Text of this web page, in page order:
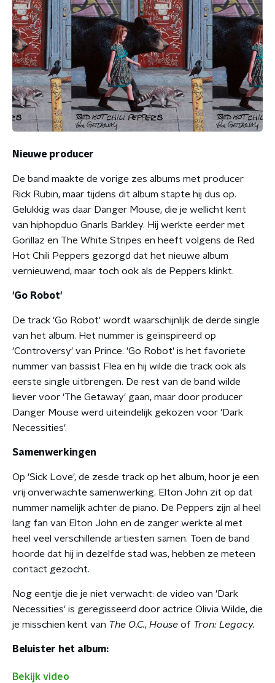
Nieuwe producer
De band maakte de vorige zes albums met producer
Rick Rubin, maar tijdens dit album stapte hij dus op.
Gelukkig was daar Danger Mouse, die je wellicht kent
van hiphopduo Gnarls Barkley. Hij werkte eerder met
Gorillaz en The White Stripes en heeft volgens de Red
Hot Chili Peppers gezorgd dat het nieuwe album
vernieuwend, maar toch ook als de Peppers klinkt.
'Go Robot'
De track 'Go Robot' wordt waarschijnlijk de derde single
van het album. Het nummer is geïnspireerd op
'Controversy' van Prince. 'Go Robot' is het favoriete
nummer van bassist Flea en hij wilde die track ook als
eerste single uitbrengen. De rest van de band wilde
liever voor 'The Getaway' gaan, maar door producer
Danger Mouse werd uiteindelijk gekozen voor 'Dark
Necessities'.
Samenwerkingen
Op 'Sick Love', de zesde track op het album, hoor je een
vrij onverwachte samenwerking. Elton John zit op dat
nummer namelijk achter de piano. De Peppers zijn al heel
lang fan van Elton John en de zanger werkte al met
heel veel verschillende artiesten samen. Toen de band
hoorde dat hij in dezelfde stad was, hebben ze meteen
contact gezocht.
Nog eentje die je niet verwacht: de video van 'Dark
Necessities' is geregisseerd door actrice Olivia Wilde, die
je misschien kent van The O.C., House of Tron: Legacy.
Beluister het album:
Bekijk video